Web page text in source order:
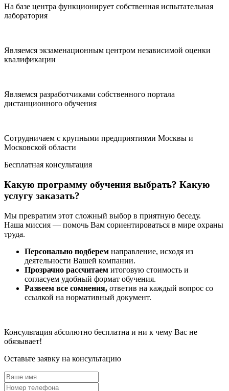
На базе центра функционирует собственная испытательная
лаборатория
Являемся экзаменационным центром независимой оценки
квалификации
Являемся разработчиками собственного портала
дистанционного обучения
Сотрудничаем с крупными предприятиями Москвы и
Московской области
Бесплатная консультация
Какую программу обучения выбрать? Какую
услугу заказать?
Мы превратим этот сложный выбор в приятную беседу.
Наша миссия — помочь Вам сориентироваться в мире охраны
труда.
Персонально подберем направление, исходя из
деятельности Вашей компании.
Прозрачно рассчитаем итоговую стоимость и
согласуем удобный формат обучения.
Развеем все сомнения, ответив на каждый вопрос со
ссылкой на нормативный документ.
Консультация абсолютно бесплатна и ни к чему Вас не
обязывает!
Оставьте заявку на консультацию